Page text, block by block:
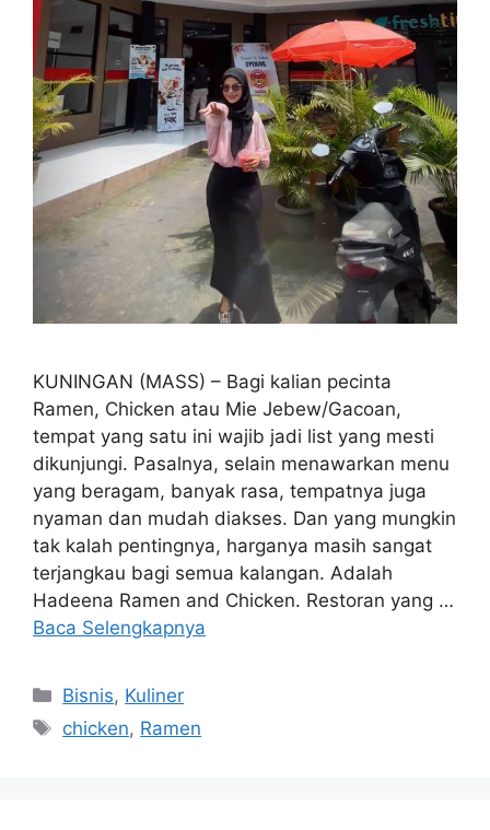
KUNINGAN (MASS) – Bagi kalian pecinta
Ramen, Chicken atau Mie Jebew/Gacoan,
tempat yang satu ini wajib jadi list yang mesti
dikunjungi. Pasalnya, selain menawarkan menu
yang beragam, banyak rasa, tempatnya juga
nyaman dan mudah diakses. Dan yang mungkin
tak kalah pentingnya, harganya masih sangat
terjangkau bagi semua kalangan. Adalah
Hadeena Ramen and Chicken. Restoran yang …
Baca Selengkapnya
Kategori
Bisnis, Kuliner
Tag
chicken, Ramen